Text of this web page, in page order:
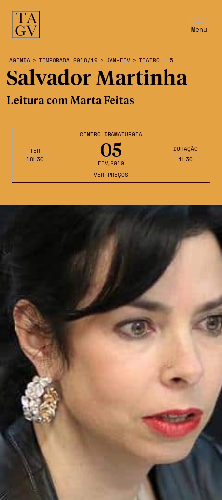
Menu
CENTRO DRAMATURGIA
05
FEV,2019
TER
18H30
DURAÇÃO
1H30
VER PREÇOS
AGENDA > TEMPORADA 2018/19 > JAN-FEV > TEATRO + 5
Salvador Martinha
Leitura com Marta Feitas